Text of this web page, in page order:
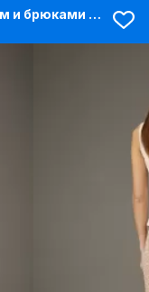
Костюм из текстиля с жилетом и брюками из пайеточного трикотажа